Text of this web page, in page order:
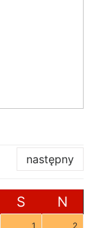
następny
S N
1 2